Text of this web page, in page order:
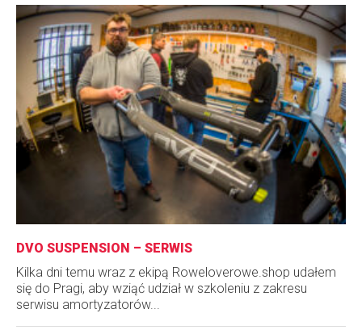
DVO SUSPENSION – SERWIS
Kilka dni temu wraz z ekipą Roweloverowe.shop udałem
się do Pragi, aby wziąć udział w szkoleniu z zakresu
serwisu amortyzatorów...